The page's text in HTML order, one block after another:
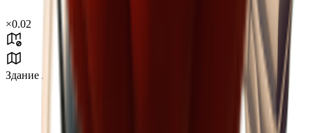
×0.02
Здание лаборатории J